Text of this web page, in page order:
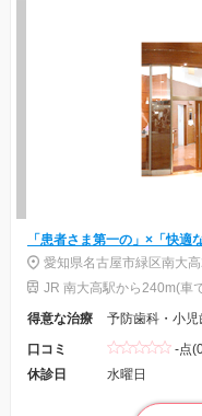
「患者さま第一の」×「快適
愛知県名古屋市緑区南大
JR 南大高駅から240m(車
得意な治療
予防歯科・小
口コミ
-点
休診日
水曜日